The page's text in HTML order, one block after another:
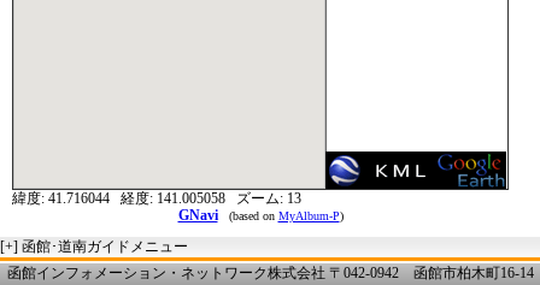
緯度: 41.716044 経度: 141.005058 ズーム: 13
GNavi
(based on MyAlbum-P)
[+] 函館･道南ガイドメニュー
函館インフォメーション・ネットワーク株式会社 〒042-0942 函館市柏木町16-14